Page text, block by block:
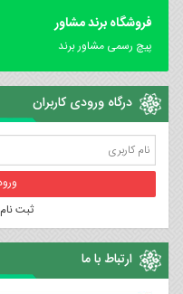
فروشگاه برند مشاور
پیچ رسمی مشاور برند
درگاه ورودی کاربران
ثبت نام
ارتباط با ما